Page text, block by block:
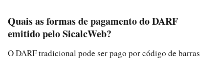
Quais as formas de pagamento do DARF
emitido pelo SicalcWeb?
O DARF tradicional pode ser pago por código de barras